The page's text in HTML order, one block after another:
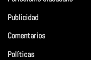
Publicidad
Comentarios
Políticas